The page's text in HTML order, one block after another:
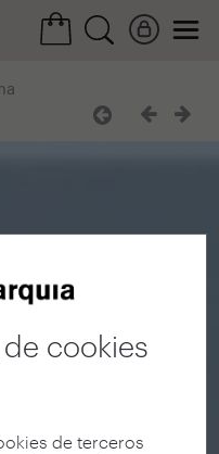
cookies
de terceros